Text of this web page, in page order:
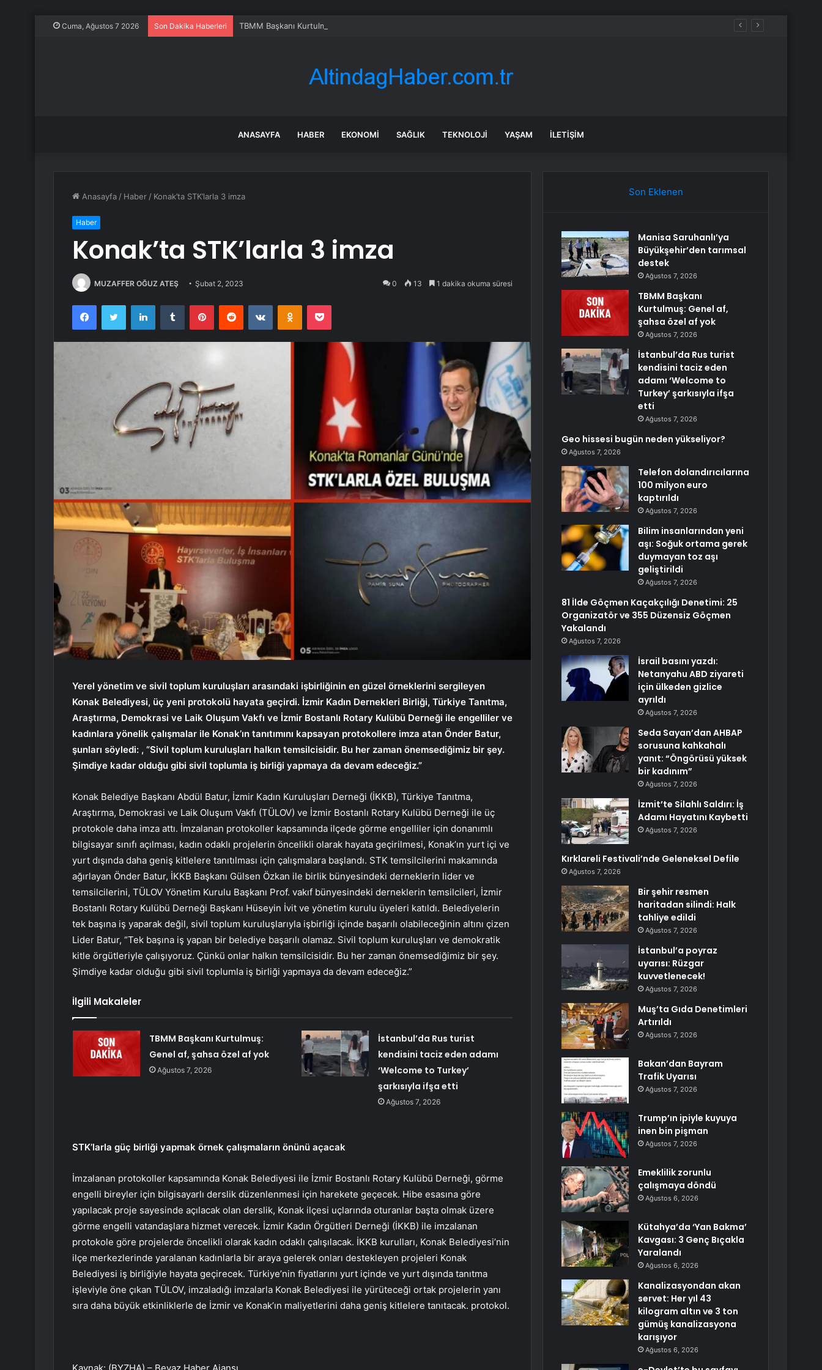
Cuma, Ağustos 7 2026 Son Dakika Haberleri TBMM Başkanı Kurtulmuş: Genel af, şahsa özel af yok
ANASAYFA HABER EKONOMI SAĞLIK TEKNOLOJI YAŞAM İLETIŞIM
Anasayfa / Haber / Konak’ta STK’larla 3 imza
Haber
Konak’ta STK’larla 3 imza
MUZAFFER OĞUZ ATEŞ Şubat 2, 2023 0 13 1 dakika okuma süresi
FacebookTwitter LinkedInTumblr PinterestReddit VKontakteOdnoklassniki
Pocket
Yerel yönetim ve sivil toplum kuruluşları arasındaki işbirliğinin en güzel örneklerini sergileyen
Konak Belediyesi, üç yeni protokolü hayata geçirdi. İzmir Kadın Dernekleri Birliği, Türkiye Tanıtma,
Araştırma, Demokrasi ve Laik Oluşum Vakfı ve İzmir Bostanlı Rotary Kulübü Derneği ile engelliler ve
kadınlara yönelik çalışmalar ile Konak’ın tanıtımını kapsayan protokollere imza atan Önder Batur,
şunları söyledi: , “Sivil toplum kuruluşları halkın temsilcisidir. Bu her zaman önemsediğimiz bir şey.
Şimdiye kadar olduğu gibi sivil toplumla iş birliği yapmaya da devam edeceğiz.”
Konak Belediye Başkanı Abdül Batur, İzmir Kadın Kuruluşları Derneği (İKKB), Türkiye Tanıtma,
Araştırma, Demokrasi ve Laik Oluşum Vakfı (TÜLOV) ve İzmir Bostanlı Rotary Kulübü Derneği ile üç
protokole daha imza attı. İmzalanan protokoller kapsamında ilçede görme engelliler için donanımlı
bilgisayar sınıfı açılması, kadın odaklı projelerin öncelikli olarak hayata geçirilmesi, Konak’ın yurt içi ve
yurt dışında daha geniş kitlelere tanıtılması için çalışmalara başlandı. STK temsilcilerini makamında
ağırlayan Önder Batur, İKKB Başkanı Gülsen Özkan ile birlik bünyesindeki derneklerin lider ve
temsilcilerini, TÜLOV Yönetim Kurulu Başkanı Prof. vakıf bünyesindeki derneklerin temsilcileri, İzmir
Bostanlı Rotary Kulübü Derneği Başkanı Hüseyin İvit ve yönetim kurulu üyeleri katıldı. Belediyelerin
tek başına iş yaparak değil, sivil toplum kuruluşlarıyla işbirliği içinde başarılı olabileceğinin altını çizen
Lider Batur, “Tek başına iş yapan bir belediye başarılı olamaz. Sivil toplum kuruluşları ve demokratik
kitle örgütleriyle çalışıyoruz. Çünkü onlar halkın temsilcisidir. Bu her zaman önemsediğimiz bir şey.
Şimdiye kadar olduğu gibi sivil toplumla iş birliği yapmaya da devam edeceğiz.”
İlgili Makaleler
TBMM Başkanı Kurtulmuş:
Genel af, şahsa özel af yok
Ağustos 7, 2026
İstanbul’da Rus turist
kendisini taciz eden adamı
‘Welcome to Turkey’
şarkısıyla ifşa etti
Ağustos 7, 2026
STK’larla güç birliği yapmak örnek çalışmaların önünü açacak
İmzalanan protokoller kapsamında Konak Belediyesi ile İzmir Bostanlı Rotary Kulübü Derneği, görme
engelli bireyler için bilgisayarlı derslik düzenlenmesi için harekete geçecek. Hibe esasına göre
yapılacak proje sayesinde açılacak olan derslik, Konak ilçesi uçlarında oturanlar başta olmak üzere
görme engelli vatandaşlara hizmet verecek. İzmir Kadın Örgütleri Derneği (İKKB) ile imzalanan
protokole göre projelerde öncelikli olarak kadın odaklı çalışılacak. İKKB kurulları, Konak Belediyesi’nin
ilçe merkezlerinde yaralanan kadınlarla bir araya gelerek onları destekleyen projeleri Konak
Belediyesi iş birliğiyle hayata geçirecek. Türkiye’nin fiyatlarını yurt içinde ve yurt dışında tanıtma
işleviyle öne çıkan TÜLOV, imzaladığı imzalarla Konak Belediyesi ile yürüteceği ortak projelerin yanı
sıra daha büyük etkinliklerle de İzmir ve Konak’ın maliyetlerini daha geniş kitlelere tanıtacak. protokol.
Son Eklenen
Manisa Saruhanlı’ya
Büyükşehir’den tarımsal
destek
Ağustos 7, 2026
TBMM Başkanı
Kurtulmuş: Genel af,
şahsa özel af yok
Ağustos 7, 2026
İstanbul’da Rus turist
kendisini taciz eden
adamı ‘Welcome to
Turkey’ şarkısıyla ifşa
etti
Ağustos 7, 2026
Geo hissesi bugün neden yükseliyor?
Ağustos 7, 2026
Telefon dolandırıcılarına
100 milyon euro
kaptırıldı
Ağustos 7, 2026
Bilim insanlarından yeni
aşı: Soğuk ortama gerek
duymayan toz aşı
geliştirildi
Ağustos 7, 2026
81 İlde Göçmen Kaçakçılığı Denetimi: 25
Organizatör ve 355 Düzensiz Göçmen
Yakalandı
Ağustos 7, 2026
İsrail basını yazdı:
Netanyahu ABD ziyareti
için ülkeden gizlice
ayrıldı
Ağustos 7, 2026
Seda Sayan’dan AHBAP
sorusuna kahkahalı
yanıt: “Öngörüsü yüksek
bir kadınım”
Ağustos 7, 2026
İzmit’te Silahlı Saldırı: İş
Adamı Hayatını Kaybetti
Ağustos 7, 2026
Kırklareli Festivali’nde Geleneksel Defile
Ağustos 7, 2026
Bir şehir resmen
haritadan silindi: Halk
tahliye edildi
Ağustos 7, 2026
İstanbul’a poyraz
uyarısı: Rüzgar
kuvvetlenecek!
Ağustos 7, 2026
Muş’ta Gıda Denetimleri
Artırıldı
Ağustos 7, 2026
Bakan’dan Bayram
Trafik Uyarısı
Ağustos 7, 2026
Trump’ın ipiyle kuyuya
inen bin pişman
Ağustos 7, 2026
Emeklilik zorunlu
çalışmaya döndü
Ağustos 6, 2026
Kütahya’da ‘Yan Bakma’
Kavgası: 3 Genç Bıçakla
Yaralandı
Ağustos 6, 2026
Kanalizasyondan akan
servet: Her yıl 43
kilogram altın ve 3 ton
gümüş kanalizasyona
karışıyor
Ağustos 6, 2026